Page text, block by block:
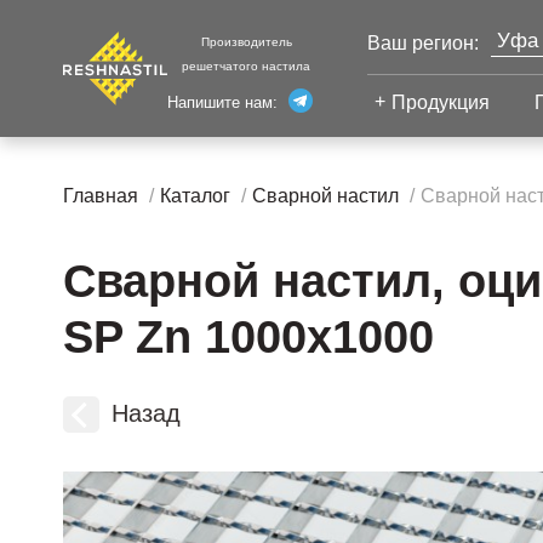
Производитель
решетчатого настила
Напишите нам:
Ваш регион: Уфа
Продукция
противоскольжением
Настил для морских
Главная Каталог Сварной настил Сварной
Сварной настил,
SP Zn 1000х1000
Назад